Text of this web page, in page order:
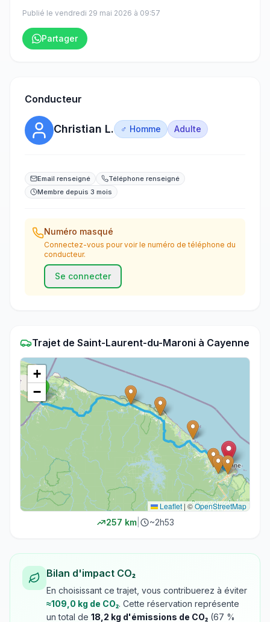
Publié le vendredi 29 mai 2026 à 09:57
Partager
Conducteur
Christian L. ♂ Homme Adulte
Email renseigné
Téléphone renseigné
Membre depuis 3 mois
Numéro masqué
Connectez-vous pour voir le numéro de téléphone du
conducteur.
Se connecter
Trajet de Saint-Laurent-du-Maroni à Cayenne
+
−
Leaflet | ©OpenStreetMap
257 km| ~2h53
Bilan d'impact CO₂
En choisissant ce trajet, vous contribuerez à éviter
≈109,0 kg de CO₂. Cette réservation représente
un total de 18,2 kg d'émissions de CO₂ (67 %